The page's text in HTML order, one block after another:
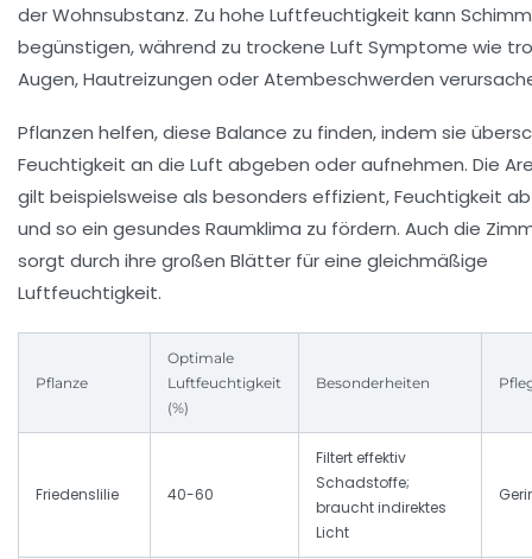
der Wohnsubstanz. Zu hohe Luftfeuchtigkeit kann
begünstigen, während zu trockene Luft Symptome wie
Augen, Hautreizungen oder Atembeschwerden
Pflanzen helfen, diese Balance zu finden, indem sie
Feuchtigkeit an die Luft abgeben oder aufnehmen. Die
gilt beispielsweise als besonders effizient, Feuchtigkeit
und so ein gesundes Raumklima zu fördern. Auch die
sorgt durch ihre großen Blätter für eine gleichmäßige
Luftfeuchtigkeit.
Pflanze
Optimale
Luftfeuchtigkeit
(%)
Besonderheiten
Friedenslilie 40-60
Filtert effektiv
Schadstoffe;
braucht indirektes
Licht